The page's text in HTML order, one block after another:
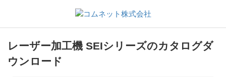
レーザー加工機 SEIシリーズのカタログダ
ウンロード